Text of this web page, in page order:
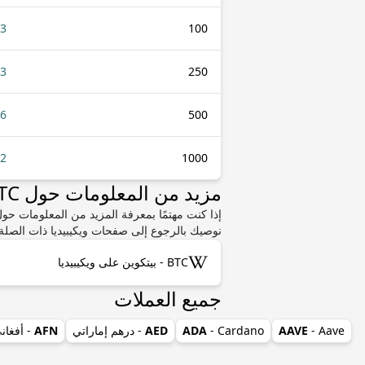
100
250
500
1000
مزيد من المعلومات حول BTC أو GEL
نوصيك بالرجوع إلى صفحات ويكيبيديا ذات
BTC - بيتكوين على ويكيبيديا
جميع العملات
AAVE - Aave
ADA - Cardano
AED - درهم إماراتي AFN
-